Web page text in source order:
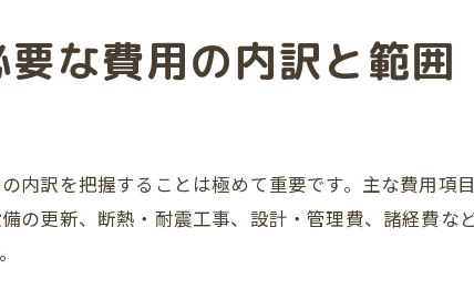
な費用の内訳と範囲
内訳を把握することは極めて重要です。主な費用項
の更新、断熱・耐震工事、設計・管理費、諸経費な